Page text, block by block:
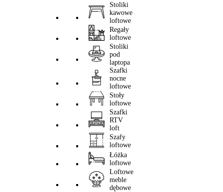
Stoliki
kawowe
loftowe
Regały
loftowe
Stoliki
pod
laptopa
Szafki
nocne
loftowe
Stoły
loftowe
Szafki
RTV
loft
Szafy
loftowe
Łóżka
loftowe
Loftowe
meble
dębowe